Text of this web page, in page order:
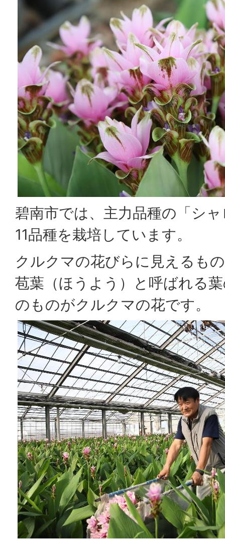
碧南市では、主力品種の「シ
11品種を栽培しています。
クルクマの花びらに見えるも
苞葉（ほうよう）と呼ばれる
のものがクルクマの花です。